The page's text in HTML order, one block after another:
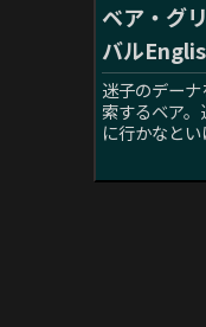
ベア・グ
バル
迷子のデー
索するベア
に行かなと
a ticking
the line.日本